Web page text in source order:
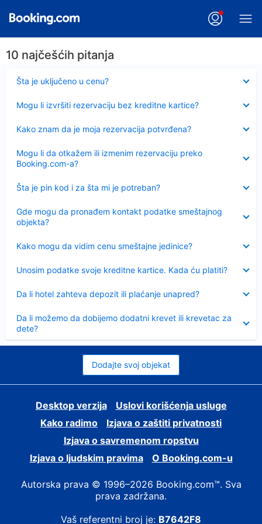
10 najčešćih pitanja
Šta je uključeno u cenu?
Sažeto
Mogu li izvršiti rezervaciju bez kreditne kartice?
Kako znam da je moja rezervacija potvrđena?
Mogu li da otkažem ili izmenim rezervaciju preko
Booking.com-a?
Šta je pin kod i za šta mi je potreban?
Sažeto
Gde mogu da pronađem kontakt podatke smeštajnog
objekta?
Kako mogu da vidim cenu smeštajne jedinice?
Unosim podatke svoje kreditne kartice. Kada ću platiti?
Da li hotel zahteva depozit ili plaćanje unapred?
Da li možemo da dobijemo dodatni krevet ili krevetac za
dete?
Dodajte svoj objekat
Desktop verzija
Uslovi korišćenja usluge
Kako radimo
Izjava o zaštiti privatnosti
Izjava o savremenom ropstvu
Izjava o ljudskim pravima
О Booking.com-u
Autorska prava © 1996–2026 Booking.com™. Sva
prava zadržana.
Vaš referentni broj je: B7642F8